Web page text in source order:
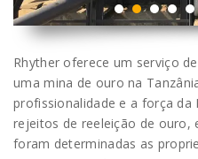
Rhyther oferece um serviço
uma mina de ouro na
profissionalidade e a força da
rejeitos de reeleição de ouro,
foram determinadas as